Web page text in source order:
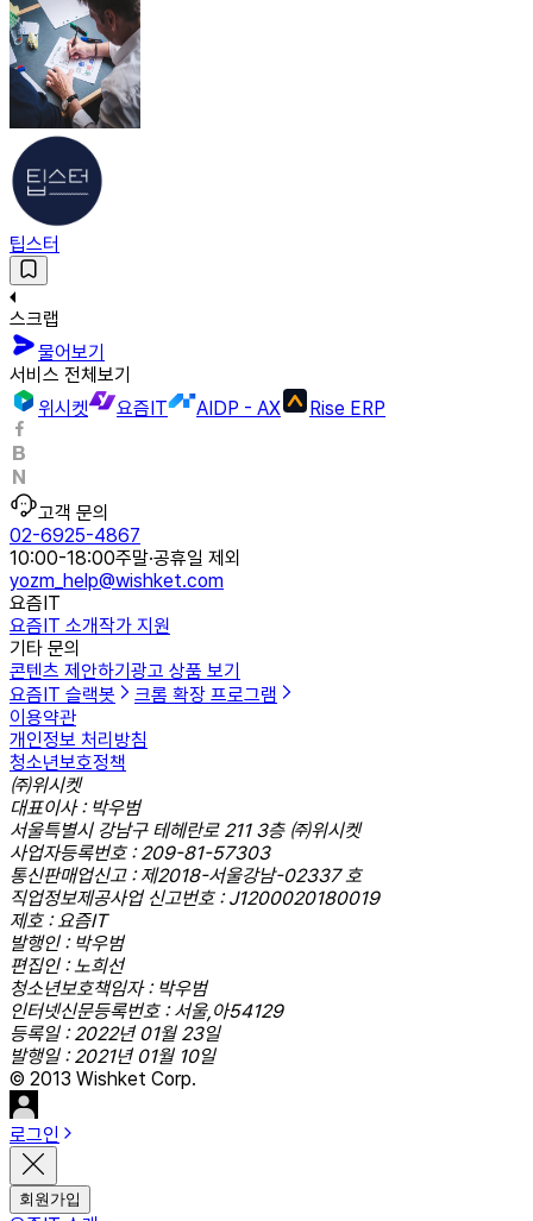
팁스터
스크랩
물어보기
서비스 전체보기
위시켓
요즘IT AIDP - AX Rise ERP
고객 문의
02-6925-4867
10:00-18:00주말·공휴일 제외
yozm_help@wishket.com
요즘IT
요즘IT 소개작가 지원
기타 문의
콘텐츠 제안하기 광고 상품 보기
요즘IT 슬랙봇
크롬 확장 프로그램
이용약관
개인정보 처리방침
청소년보호정책
㈜위시켓
대표이사 : 박우범
서울특별시 강남구 테헤란로 211 3층 ㈜위시켓
사업자등록번호 : 209-81-57303
통신판매업신고 : 제2018-서울강남-02337 호
직업정보제공사업 신고번호 : J1200020180019
제호 : 요즘IT
발행인 : 박우범
편집인 : 노희선
청소년보호책임자 : 박우범
인터넷신문등록번호 : 서울,아54129
등록일 : 2022년 01월 23일
발행일 : 2021년 01월 10일
© 2013 Wishket Corp.
로그인
회원가입